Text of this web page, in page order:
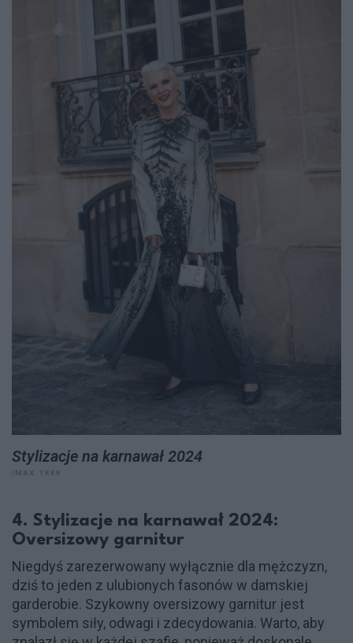
Stylizacje na karnawał 2024
4. Stylizacje na karnawał 2024:
Oversizowy garnitur
Niegdyś zarezerwowany wyłącznie dla mężczyzn,
dziś to jeden z ulubionych fasonów w damskiej
garderobie. Szykowny oversizowy garnitur jest
symbolem siły, odwagi i zdecydowania. Warto, aby